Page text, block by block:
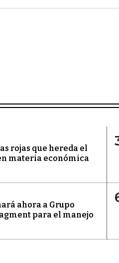
rojas que hereda el
materia económica
ahora a Grupo
para el manejo